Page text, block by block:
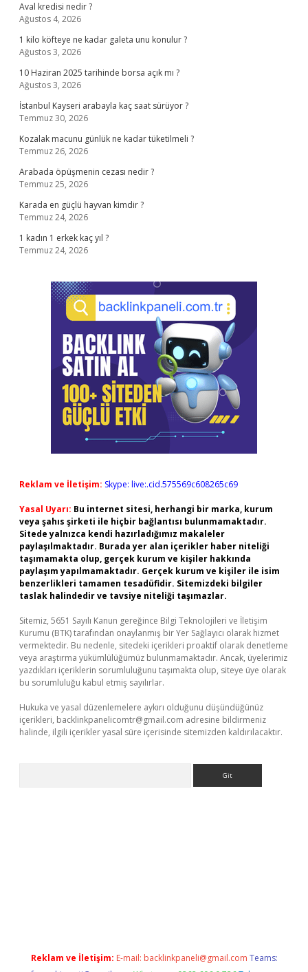
Aval kredisi nedir ?
Ağustos 4, 2026
1 kilo köfteye ne kadar galeta unu konulur ?
Ağustos 3, 2026
10 Haziran 2025 tarihinde borsa açık mı ?
Ağustos 3, 2026
İstanbul Kayseri arabayla kaç saat sürüyor ?
Temmuz 30, 2026
Kozalak macunu günlük ne kadar tüketilmeli ?
Temmuz 26, 2026
Arabada öpüşmenin cezası nedir ?
Temmuz 25, 2026
Karada en güçlü hayvan kimdir ?
Temmuz 24, 2026
1 kadın 1 erkek kaç yıl ?
Temmuz 24, 2026
Reklam ve İletişim: Skype: live:.cid.575569c608265c69
Yasal Uyarı: Bu internet sitesi, herhangi bir marka, kurum
veya şahıs şirketi ile hiçbir bağlantısı bulunmamaktadır.
Sitede yalnızca kendi hazırladığımız makaleler
paylaşılmaktadır. Burada yer alan içerikler haber niteliği
taşımamakta olup, gerçek kurum ve kişiler hakkında
paylaşım yapılmamaktadır. Gerçek kurum ve kişiler ile isim
benzerlikleri tamamen tesadüfidir. Sitemizdeki bilgiler
taslak halindedir ve tavsiye niteliği taşımazlar.
Sitemiz, 5651 Sayılı Kanun gereğince Bilgi Teknolojileri ve İletişim
Kurumu (BTK) tarafından onaylanmış bir Yer Sağlayıcı olarak hizmet
vermektedir. Bu nedenle, sitedeki içerikleri proaktif olarak denetleme
veya araştırma yükümlülüğümüz bulunmamaktadır. Ancak, üyelerimiz
yazdıkları içeriklerin sorumluluğunu taşımakta olup, siteye üye olarak
bu sorumluluğu kabul etmiş sayılırlar.
Hukuka ve yasal düzenlemelere aykırı olduğunu düşündüğünüz
içerikleri, backlinkpanelicomtr@gmail.com adresine bildirmeniz
halinde, ilgili içerikler yasal süre içerisinde sitemizden kaldırılacaktır.
Reklam ve İletişim: E-mail: backlinkpaneli@gmail.com Teams: